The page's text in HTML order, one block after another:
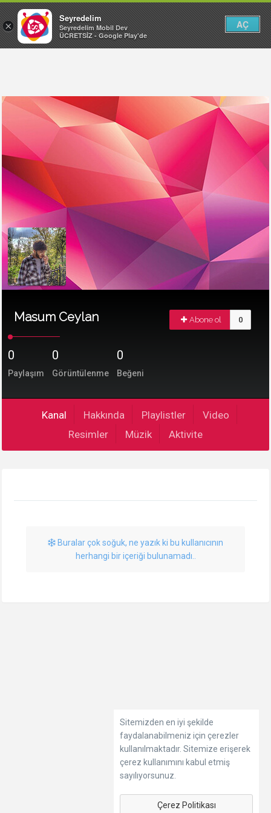
Masum Ceylan Abone ol 0
0
Paylaşım
0
Görüntülenme
0
Beğeni
Kanal Hakkında Playlistler
Video
Resimler
Müzik Aktivite
Buralar çok soğuk, ne yazık ki bu kullanıcının
herhangi bir içeriği bulunamadı..
Sitemizden en iyi şekilde
faydalanabilmeniz için çerezler
kullanılmaktadır. Sitemize erişerek
çerez kullanımını kabul etmiş
sayılıyorsunuz.
Çerez Politikası
×
Seyredelim
Seyredelim Mobil Dev
ÜCRETSİZ - Google Play'de
AÇ